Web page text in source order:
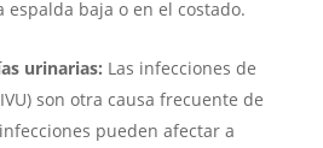
baja o en el costado.
urinarias: Las infecciones de
son otra causa frecuente de
pueden afectar a